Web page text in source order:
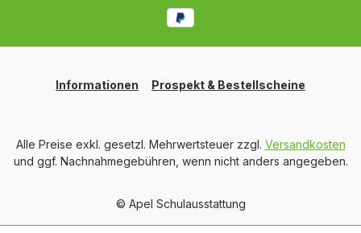
Informationen Prospekt & Bestellscheine
Alle Preise exkl. gesetzl. Mehrwertsteuer zzgl. Versandkosten
und ggf. Nachnahmegebühren, wenn nicht anders angegeben.
© Apel Schulausstattung